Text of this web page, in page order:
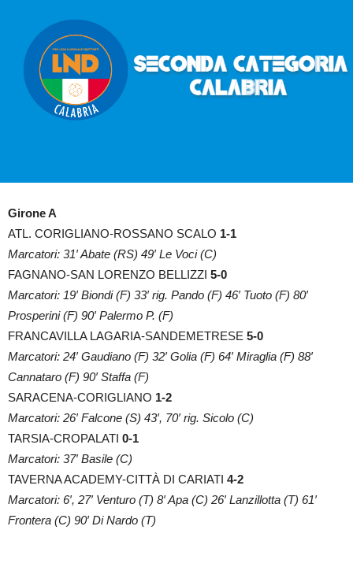
Girone A
ATL. CORIGLIANO-ROSSANO SCALO 1-1
Marcatori: 31′ Abate (RS) 49′ Le Voci (C)
FAGNANO-SAN LORENZO BELLIZZI 5-0
Marcatori: 19′ Biondi (F) 33′ rig. Pando (F) 46′ Tuoto (F) 80′
Prosperini (F) 90′ Palermo P. (F)
FRANCAVILLA LAGARIA-SANDEMETRESE 5-0
Marcatori: 24′ Gaudiano (F) 32′ Golia (F) 64′ Miraglia (F) 88′
Cannataro (F) 90′ Staffa (F)
SARACENA-CORIGLIANO 1-2
Marcatori: 26′ Falcone (S) 43′, 70′ rig. Sicolo (C)
TARSIA-CROPALATI 0-1
Marcatori: 37′ Basile (C)
TAVERNA ACADEMY-CITTÀ DI CARIATI 4-2
Marcatori: 6′, 27′ Venturo (T) 8′ Apa (C) 26′ Lanzillotta (T) 61′
Frontera (C) 90′ Di Nardo (T)